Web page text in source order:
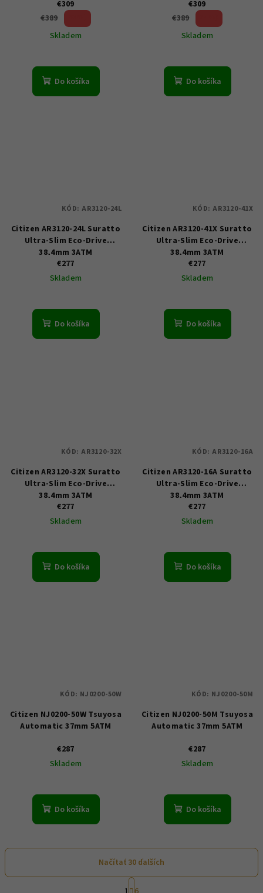
€309
€389
Skladem
Do košíka
€309
€389
Skladem
Do košíka
Citizen AR3120-24L Suratto
Ultra-Slim Eco-Drive
38,4mm 3ATM
€277
Skladem
Do košíka
KÓD: AR3120-24L
Citizen AR3120-41X Suratto
Ultra-Slim Eco-Drive
38,4mm 3ATM
€277
Skladem
Do košíka
KÓD: AR3120-41X
Citizen AR3120-32X Suratto
Ultra-Slim Eco-Drive
38,4mm 3ATM
€277
Skladem
Do košíka
KÓD: AR3120-32X
Citizen AR3120-16A Suratto
Ultra-Slim Eco-Drive
38,4mm 3ATM
€277
Skladem
Do košíka
KÓD: AR3120-16A
Citizen NJ0200-50W Tsuyosa
Automatic 37mm 5ATM
€287
Skladem
Do košíka
KÓD: NJ0200-50W
Citizen NJ0200-50M Tsuyosa
Automatic 37mm 5ATM
€287
Skladem
Do košíka
KÓD: NJ0200-50M
Načítať 30 ďalších
S